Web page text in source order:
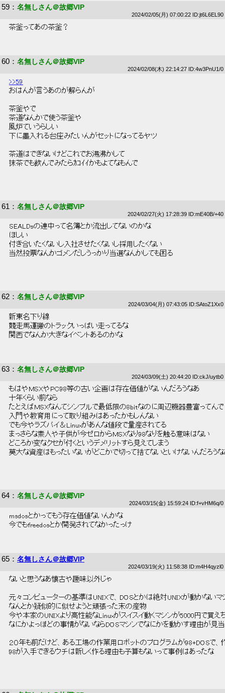
59 ： 名無しさん＠故郷VIP
2024/02/05(月) 07:00:22 ID:jt6L6EL90
茶釜ってあの茶釜？
60 ： 名無しさん＠故郷VIP
2024/02/08(木) 22:14:27 ID:4w3PnU1/0
>>59
おはんが言うあのが解らんが
茶釜やで
茶道なんかで使う茶釜や
風炉ていうらしい
下に墨入れる台座みたいんがセットになってるヤツ
茶道はできないけどこれでお湯沸かして
抹茶でも飲んでみたらｶｺｲｲかもよてなもんで
61 ： 名無しさん＠故郷VIP
2024/02/27(火) 17:28:39 ID:mE40B/+40
SEALDsの連中って名簿とか流出してないのかな
ほしい
付き合いたくないし入社させたくないし採用したくない
当然投票なんかゴメンだしうっかり当選なんかしても困る
62 ： 名無しさん＠故郷VIP
2024/03/04(月) 07:43:05 ID:SAtoZ1Xx0
新東名下り線
競走馬運搬のトラックいっぱい走ってるな
関西でなんか大きなイベントあるのかな
63 ： 名無しさん＠故郷VIP
2024/03/09(土) 20:44:20 ID:ckJ/uytb0
もはやMSXやPC98等の古い企画は存在価値がないんだろうなあ
十年くらい前なら
たとえばMSXなんてシンプルで最低限の8bitなのに周辺機器豊富ってん
入門や教育用にって取り組みはあったかもしんない
でも今やラズパイ＆Linuxがあんな値段で量産されてる
まっさらな素人や子供が今ゼロからMSXなり98なりを触る意味はない
どころか変なクセが付くというデメリットすら見えてしまう
莫大な資産はもったいないがどこかで切って捨てないといけないんだろう
64 ： 名無しさん＠故郷VIP
2024/03/15(金) 15:59:24 ID:f+vHM6q/0
msdosとかってもう存在価値ないんかな
今でもfreedosとか開発されてなかったっけ
65 ： 名無しさん＠故郷VIP
2024/03/19(火) 11:58:38 ID:m4H4qyzl0
ないと思うなあ懐古や趣味以外じゃ
元々コンピューターの基準はUNIXで、DOSとかは絶対UNIXが動かないマ
なんとか疑似的に似せようと頑張った末の産物
今や本家のUNIXより高性能なLinuxがスイスイ動くマシンが5000円で買え
なにかよっぽどの事情がないならDOSマシンでなにかを動かす理由が見
２０年も前だけど、ある工場の作業用ロボットのプログラムが98+DOSで
98が入手できるウチは新しく作る理由も予算もないって事例はあったな